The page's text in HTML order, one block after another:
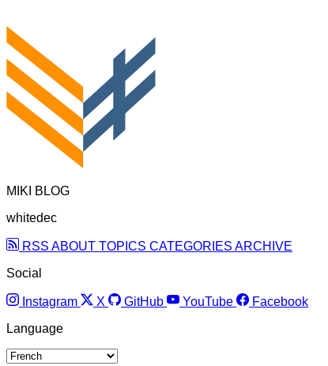
MIKI BLOG
whitedec
RSS ABOUT TOPICS CATEGORIES ARCHIVE
Social
Instagram X GitHub YouTube
Facebook
Language